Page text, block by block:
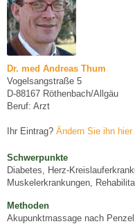
Dr. med Andreas Thum
Vogelsangstraße 5
D-88167 Röthenbach/Allgäu
Beruf: Arzt
Ihr Eintrag? Ändern Sie ihn hier
Schwerpunkte
Diabetes, Herz-
Muskelerkrankungen,
Methoden
Akupunktmassage nach